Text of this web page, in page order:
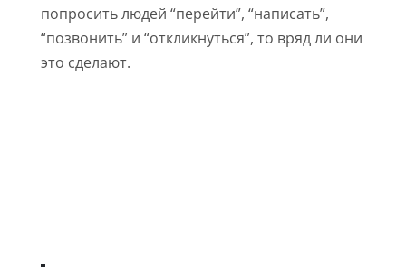
попросить людей “перейти”, “написать”,
“позвонить” и “откликнуться”, то вряд ли они
это сделают.